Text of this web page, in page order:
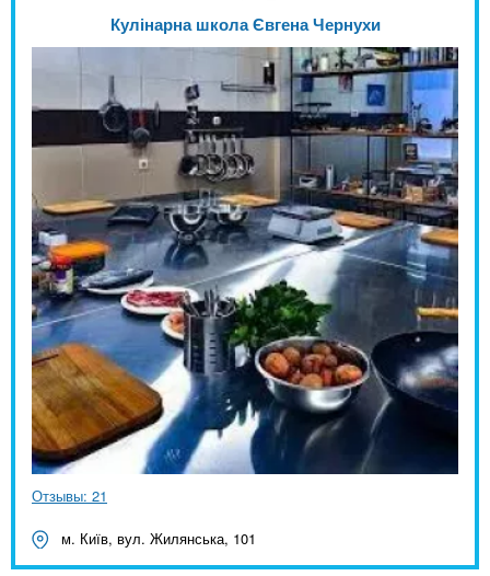
Кулінарна школа Євгена Чернухи
Отзывы: 21
м. Київ, вул. Жилянська, 101